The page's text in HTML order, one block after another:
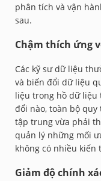
phân tích và vận
sau.
Chậm thích ứng
Các kỹ sư dữ liệu
và biến đổi dữ liệu
liệu trong hồ dữ liệu
đổi nào, toàn bộ
tập trung vừa phải
quản lý những mối
không có nhiều kiến
Giảm độ chính